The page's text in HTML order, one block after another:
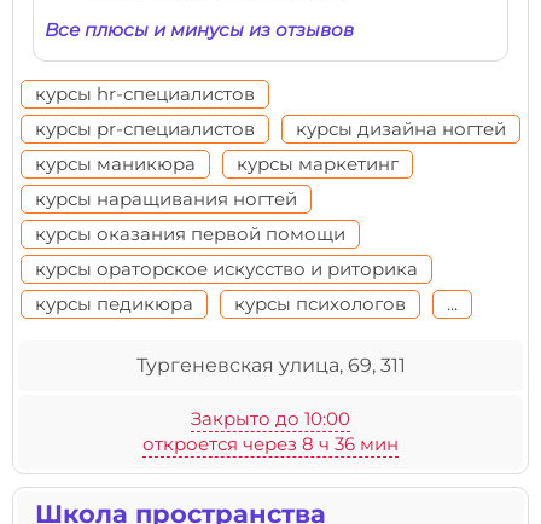
Все плюсы и минусы из отзывов
курсы hr-специалистов
курсы pr-специалистов
курсы дизайна ногтей
курсы маникюра
курсы маркетинг
курсы наращивания ногтей
курсы оказания первой помощи
курсы ораторское искусство и риторика
курсы педикюра
курсы психологов ...
Тургеневская улица, 69, 311
Закрыто до 10:00
откроется через 8 ч 36 мин
Школа пространства